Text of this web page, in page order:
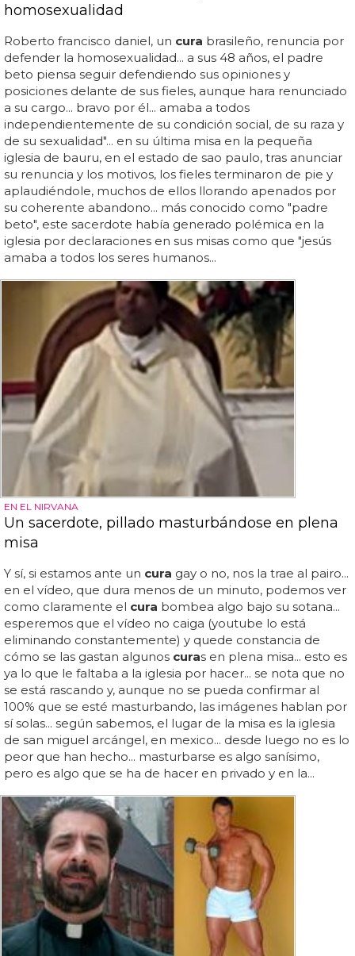
homosexualidad
Roberto francisco daniel, un cura brasileño, renuncia por
defender la homosexualidad... a sus 48 años, el padre
beto piensa seguir defendiendo sus opiniones y
posiciones delante de sus fieles, aunque hara renunciado
a su cargo... bravo por él... amaba a todos
independientemente de su condición social, de su raza y
de su sexualidad"... en su última misa en la pequeña
iglesia de bauru, en el estado de sao paulo, tras anunciar
su renuncia y los motivos, los fieles terminaron de pie y
aplaudiéndole, muchos de ellos llorando apenados por
su coherente abandono... más conocido como "padre
beto", este sacerdote había generado polémica en la
iglesia por declaraciones en sus misas como que "jesús
amaba a todos los seres humanos...
EN EL NIRVANA
Un sacerdote, pillado masturbándose en plena
misa
Y sí, si estamos ante un cura gay o no, nos la trae al pairo...
en el vídeo, que dura menos de un minuto, podemos ver
como claramente el cura bombea algo bajo su sotana...
esperemos que el vídeo no caiga (youtube lo está
eliminando constantemente) y quede constancia de
cómo se las gastan algunos curas en plena misa... esto es
ya lo que le faltaba a la iglesia por hacer... se nota que no
se está rascando y, aunque no se pueda confirmar al
100% que se esté masturbando, las imágenes hablan por
sí solas... según sabemos, el lugar de la misa es la iglesia
de san miguel arcángel, en mexico... desde luego no es lo
peor que han hecho... masturbarse es algo sanísimo,
pero es algo que se ha de hacer en privado y en la...